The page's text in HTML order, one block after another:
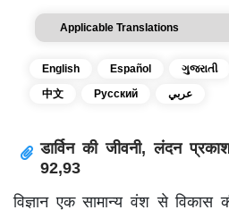
Applicable Translations
English Español ગુજરાતી
中文
Русский عربي
डार्विन की जीवनी, लंदन
92,93
विज्ञान एक सामान्य वंश से विकास